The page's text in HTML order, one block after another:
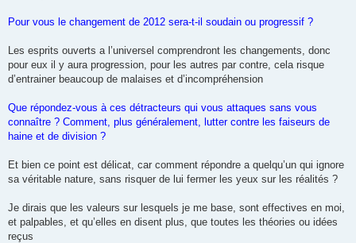
Pour vous le changement de 2012 sera-t-il soudain ou progressif ?
Les esprits ouverts a l’universel comprendront les changements, donc
pour eux il y aura progression, pour les autres par contre, cela risque
d’entrainer beaucoup de malaises et d’incompréhension
Que répondez-vous à ces détracteurs qui vous attaques sans vous
connaître ? Comment, plus généralement, lutter contre les faiseurs de
haine et de division ?
Et bien ce point est délicat, car comment répondre a quelqu’un qui ignore
sa véritable nature, sans risquer de lui fermer les yeux sur les réalités ?
Je dirais que les valeurs sur lesquels je me base, sont effectives en moi,
et palpables, et qu’elles en disent plus, que toutes les théories ou idées
reçus